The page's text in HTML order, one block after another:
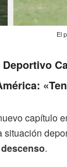
El
capítulo
.